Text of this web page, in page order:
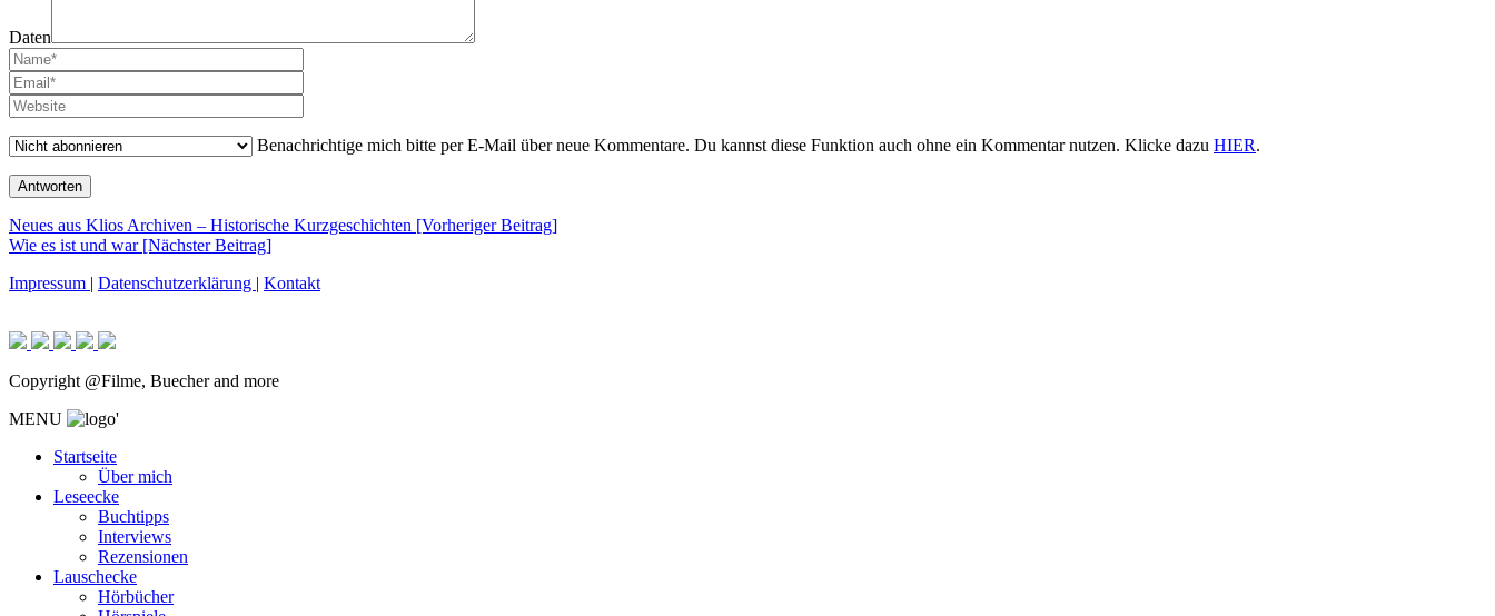
Daten
Benachrichtige mich bitte per E-Mail über neue Kommentare. Du kannst diese Funktion auch ohne ein Kommentar nutzen. Klicke dazu HIER.
Beitragsnavigation
Neues aus Klios Archiven – Historische Kurzgeschichten [Vorheriger Beitrag]
Wie es ist und war [Nächster Beitrag]
Impressum | Datenschutzerklärung | Kontakt
Copyright @Filme, Buecher and more
MENU
'
Startseite
Über mich
Leseecke
Buchtipps
Interviews
Rezensionen
Lauschecke
Hörbücher